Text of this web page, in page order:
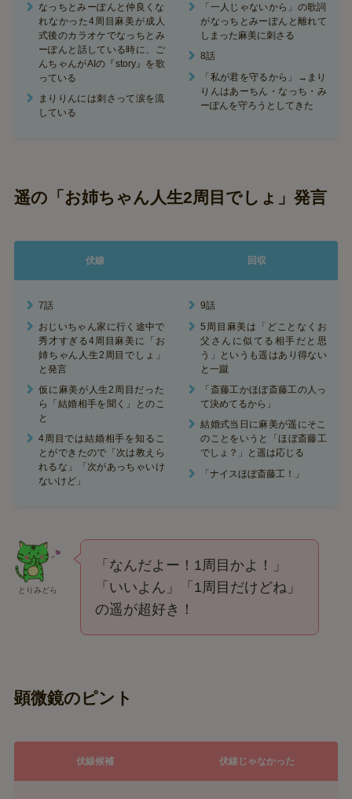
なっちとみーぽんと仲良くな
れなかった4周目麻美が成人
式後のカラオケでなっちとみ
ーぽんと話している時に、ご
んちゃんがAIの『story』を歌
っている
まりりんには刺さって涙を流
している
「一人じゃないから」の歌詞
がなっちとみーぽんと離れて
しまった麻美に刺さる
8話
「私が君を守るから」→まり
りんはあーちん・なっち・み
ーぽんを守ろうとしてきた
遥の「お姉ちゃん人生2周目でしょ」発言
伏線 回収
7話
おじいちゃん家に行く途中で
秀才すぎる4周目麻美に「お
姉ちゃん人生2周目でしょ」
と発言
仮に麻美が人生2周目だった
ら「結婚相手を聞く」とのこ
と
4周目では結婚相手を知るこ
とができたので「次は教えら
れるな」「次があっちゃいけ
ないけど」
9話
5周目麻美は「どことなくお
父さんに似てる相手だと思
う」というも遥はあり得ない
と一蹴
「斎藤工かほぼ斎藤工の人っ
て決めてるから」
結婚式当日に麻美が遥にそこ
のことをいうと「ほぼ斎藤工
でしょ？」と遥は応じる
「ナイスほぼ斎藤工！」
とりみどら
「なんだよー！1周目かよ！」
「いいよん」「1周目だけどね」
の遥が超好き！
顕微鏡のピント
伏線候補 伏線じゃなかった